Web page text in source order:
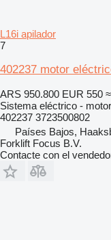
L16i apilador
7
402237 motor
ARS 950.800 EUR 550
Sistema eléctrico -
402237 3723500802
Países Bajos,
Forklift Focus B.V.
Contacte con el